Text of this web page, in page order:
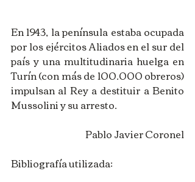
En 1943, la península estaba ocupada
por los ejércitos Aliados en el sur del
país y una multitudinaria huelga en
Turín (con más de 100.000 obreros)
impulsan al Rey a destituir a Benito
Mussolini y su arresto.
Pablo Javier Coronel
Bibliografía utilizada: